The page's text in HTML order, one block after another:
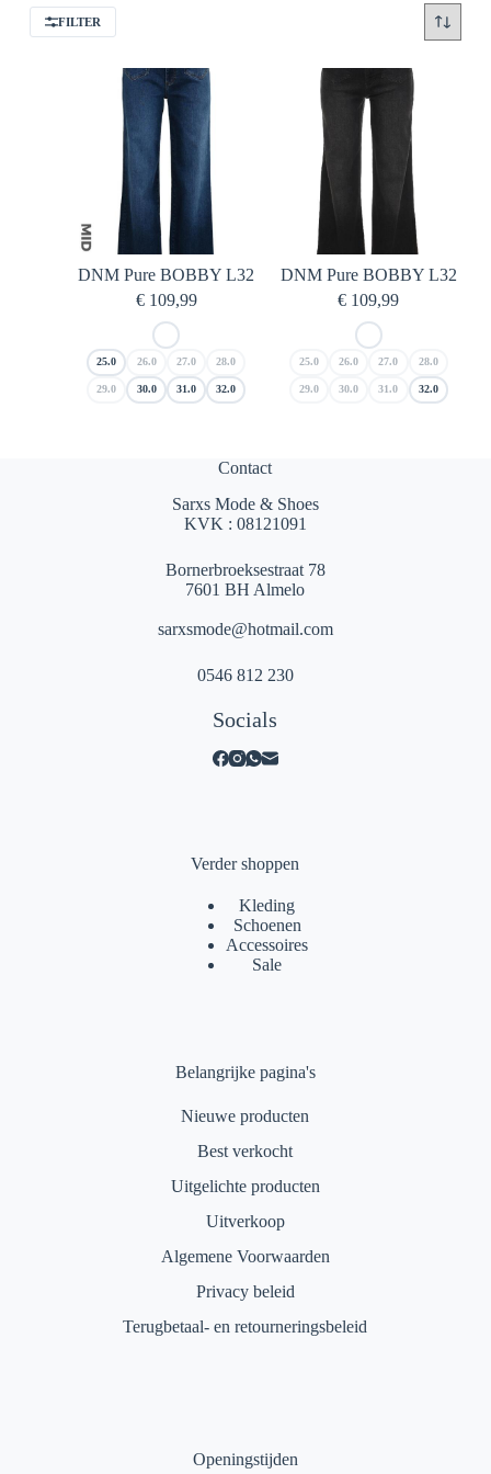
FILTER
DNM Pure BOBBY L32
€109,99
25.0 26.0 27.0 28.0
29.0 30.0 31.0 32.0
DNM Pure BOBBY L32
€ 109,99
25.0 26.0 27.0 28.0
29.0 30.0 31.0 32.0
Contact
Sarxs Mode & Shoes
KVK : 08121091
Bornerbroeksestraat 78
7601 BH Almelo
sarxsmode@hotmail.com
0546 812 230
Socials
Verder shoppen
Kleding
Schoenen
Accessoires
Sale
Belangrijke pagina's
Nieuwe producten
Best verkocht
Uitgelichte producten
Uitverkoop
Algemene Voorwaarden
Privacy beleid
Terugbetaal- en retourneringsbeleid
Openingstijden